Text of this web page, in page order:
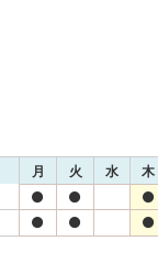
月 火 水 木